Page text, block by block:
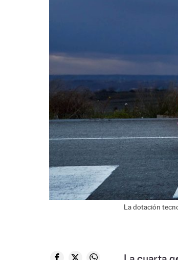
La dotación